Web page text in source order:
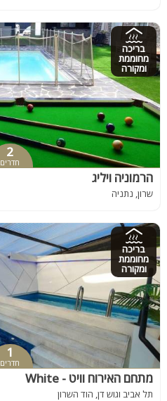
בריכה
מחוממת
ומקורה
2
חדרים
הרמוניה ויליג
שרון, נתניה
בריכה
מחוממת
ומקורה
1
חדרים
מתחם האירוח וויט - White
תל אביב וגוש דן, הוד השרון